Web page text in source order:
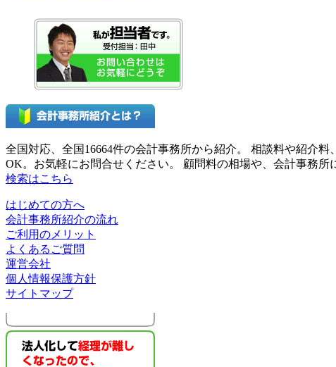
全国対応、全国16664件の会計事務所から紹介。 相談料や紹介
OK。お気軽にお問合せください。 顧問料の相場や、会計事務
検索はこちら
はじめての方へ
会計事務所紹介の流れ
ご利用のメリット
よくあるご質問
運営会社
個人情報保護方針
サイトマップ